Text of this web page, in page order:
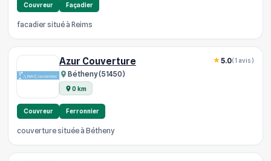
Couvreur Façadier
facadier situé à Reims
Azur Couverture
Bétheny (51450)
0 km
5.0(1 avis)
Couvreur Ferronnier
couverture située à Bétheny